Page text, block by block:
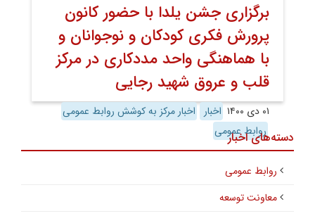
برگزاری جشن یلدا با حضور کانون
پرورش فکری کودکان و نوجوانان و
با هماهنگی واحد مددکاری در مرکز
قلب و عروق شهید رجایی
۰۱ دی ۱۴۰۰ اخبار
اخبار مرکز به کوشش روابط عمومی
روابط عمومی
دسته‌های اخبار
روابط عمومی
معاونت توسعه